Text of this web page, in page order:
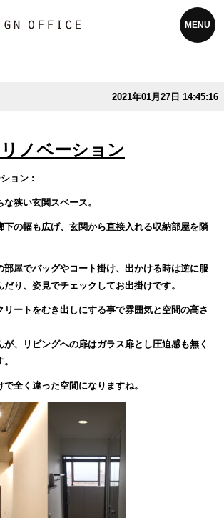
MENU
2021年01月27日 14:45:16
ノベーション
ョン :
狭い玄関スペース。
下の幅も広げ、玄関から直接入れる収納部屋を隣
部屋でバッグやコート掛け、出かける時は逆に服
り、姿見でチェックしてお出掛けです。
リートをむき出しにする事で雰囲気と空間の高さ
、リビングへの扉はガラス扉とし圧迫感も無く
全く違った空間になりますね。